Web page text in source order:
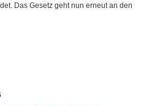
Das Gesetz geht nun erneut an den